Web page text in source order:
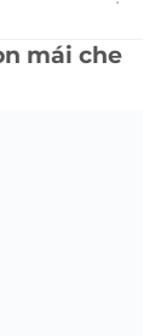
mái che